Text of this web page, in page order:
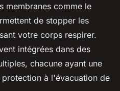
membranes comme le
de stopper les
votre corps respirer.
intégrées dans des
chacune ayant une
à l'évacuation de